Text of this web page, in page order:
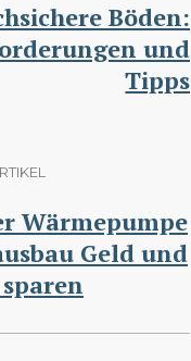
Böden:
und
Tipps
Wärmepumpe
Geld und